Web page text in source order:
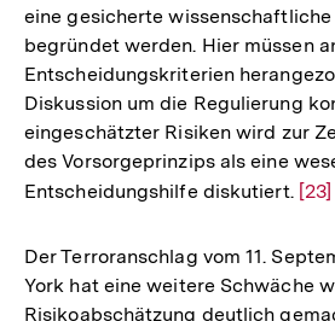
eine gesicherte
begründet werden. Hier müssen
Entscheidungskriterien
Diskussion um die Regulierung
eingeschätzter Risiken wird zur
des Vorsorgeprinzips als eine
Entscheidungshilfe diskutiert. Zur
der
[23]
Der Terroranschlag vom 11.
York hat eine weitere Schwäche
Risikoabschätzung deutlich